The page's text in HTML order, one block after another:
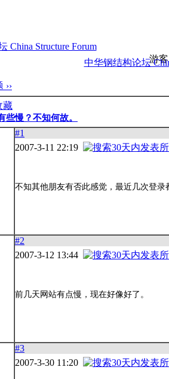
游
中华钢结构论坛
››
藏
些慢？不知何故。
#1
2007-3-11 22:19
不知其他朋友有否此感觉，最近几次登录
#2
2007-3-12 13:44
前几天网站有点慢，现在好像好了。
#3
2007-3-30 11:20